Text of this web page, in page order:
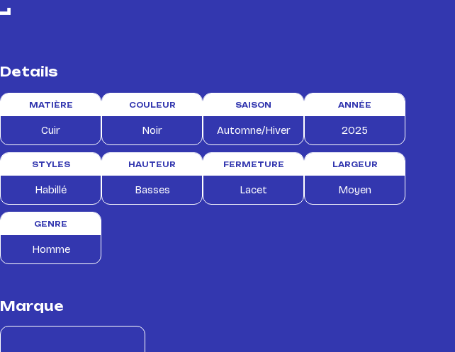
Details
MATIÈRE
Cuir
COULEUR
Noir
SAISON
Automne/Hiver
ANNÉE
2025
STYLES
Habillé
HAUTEUR
Basses
FERMETURE
Lacet
LARGEUR
Moyen
GENRE
Homme
Marque